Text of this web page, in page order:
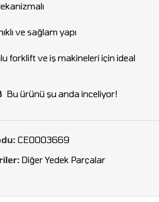
ve sağlam yapı
forklift ve iş makineleri için ideal
Bu ürünü şu anda inceliyor!
CEO003669
Diğer Yedek Parçalar